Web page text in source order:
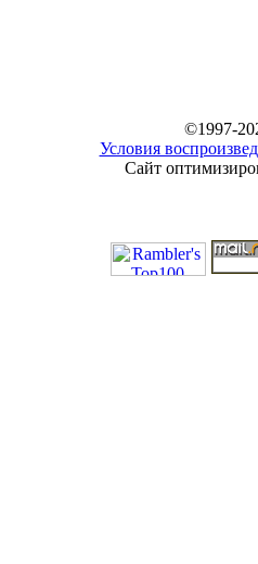
©1997-
Условия
Сайт